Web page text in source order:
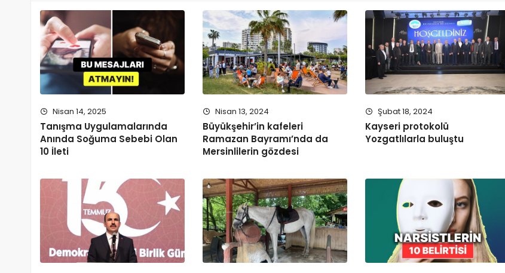
Nisan 14, 2025
Tanışma Uygulamalarında
Anında Soğuma Sebebi Olan
10 İleti
Nisan 13, 2024
Büyükşehir’in kafeleri
Ramazan Bayramı’nda da
Mersinlilerin gözdesi
Şubat 18, 2024
Kayseri protokolü
Yozgatlılarla buluştu